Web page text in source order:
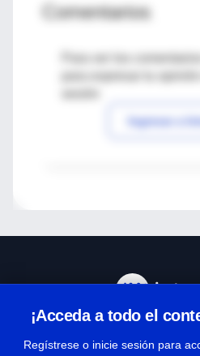
Comentarios
Para ver los
Ingresar a
¡Acceda a todo el
Regístrese o inicie sesión para